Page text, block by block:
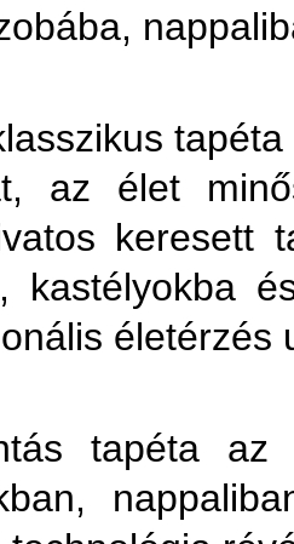
az élet
keresett
kastélyokba
életérzés
tapéta az